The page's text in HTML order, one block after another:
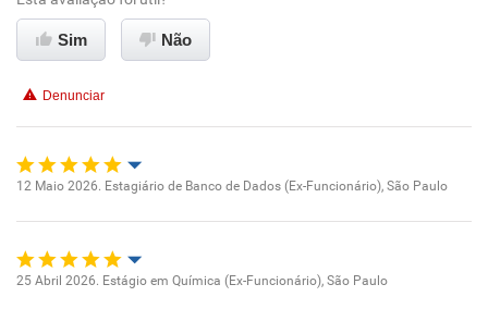
Ambiente de trabalho
Benefícios
Recomenda esta empresa
Sim Não
Denunciar
Ambiente de trabalho
12 Maio 2026. Estagiário de Banco de Dados (Ex-Funcionário), São Paulo
25 Abril 2026. Estágio em Química (Ex-Funcionário), São Paulo